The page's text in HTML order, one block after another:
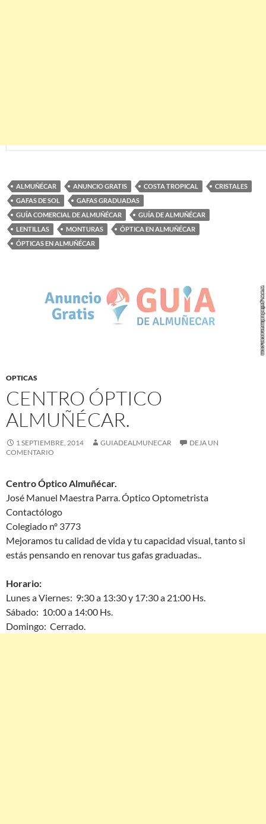
ALMUÑÉCAR ANUNCIO GRATIS COSTA TROPICAL
CRISTALES
GAFAS DE SOL
GAFAS GRADUADAS
GUÍA COMERCIAL DE ALMUÑÉCAR
GUÍA DE ALMUÑÉCAR
LENTILLAS
MONTURAS
ÓPTICA EN ALMUÑÉCAR
ÓPTICAS EN ALMUÑÉCAR
OPTICAS
CENTRO ÓPTICO
ALMUÑÉCAR.
1 SEPTIEMBRE, 2014 GUIADEALMUNECAR
DEJA UN
COMENTARIO
Centro Óptico Almuñécar.
José Manuel Maestra Parra. Óptico Optometrista
Contactólogo
Colegiado nº 3773
Mejoramos tu calidad de vida y tu capacidad visual, tanto si
estás pensando en renovar tus gafas graduadas..
Horario:
Lunes a Viernes: 9:30 a 13:30 y 17:30 a 21:00 Hs.
Sábado: 10:00 a 14:00 Hs.
Domingo: Cerrado.